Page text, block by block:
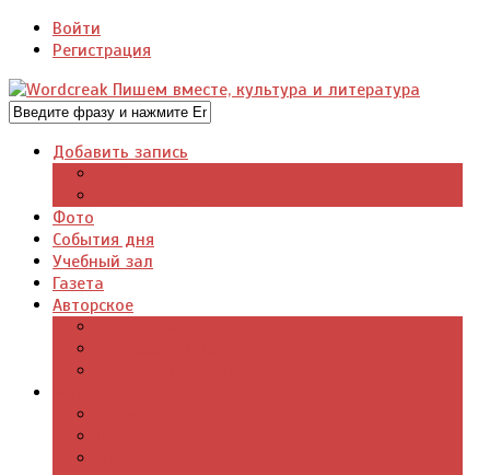
Войти
Регистрация
Добавить запись
Фото
События дня
Учебный зал
Газета
Авторское